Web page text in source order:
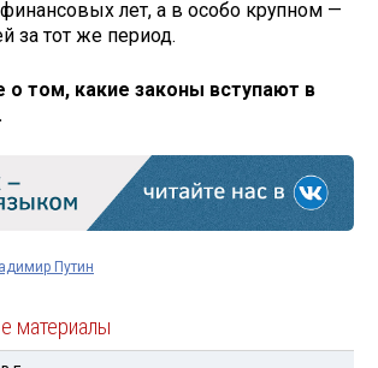
финансовых лет, а в особо крупном —
за тот же период.
о том, какие законы вступают в
.
Путин
материалы